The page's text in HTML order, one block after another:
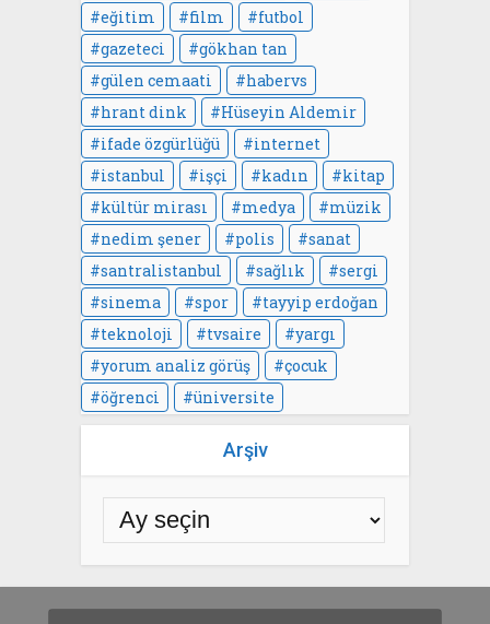
eğitim
film
futbol
gazeteci
gökhan tan
gülen cemaati
habervs
hrant dink
Hüseyin Aldemir
ifade özgürlüğü
internet
istanbul
işçi kadın
kitap
kültür mirası
medya
müzik
nedim şener
polis
sanat
santralistanbul
sağlık
sergi
sinema
spor
tayyip erdoğan
teknoloji
tvsaire
yargı
yorum analiz görüş
çocuk
öğrenci
üniversite
Arşiv